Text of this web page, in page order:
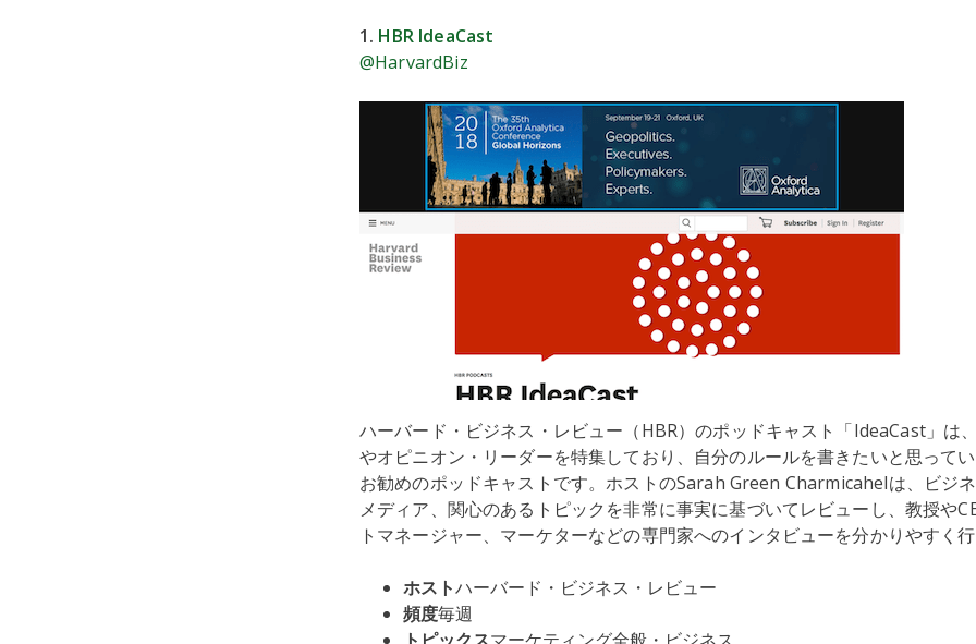
1. HBR IdeaCast
@HarvardBiz
ハーバード・ビジネス・レビュー（HBR）のポッドキャスト「IdeaCast」は
やオピニオン・リーダーを特集しており、自分のルールを書きたいと思って
お勧めのポッドキャストです。ホストのSarah Green Charmicahelは、ビジ
メディア、関心のあるトピックを非常に事実に基づいてレビューし、教授や
トマネージャー、マーケターなどの専門家へのインタビューを分かりやすく行
ホストハーバード・ビジネス・レビュー
頻度毎週